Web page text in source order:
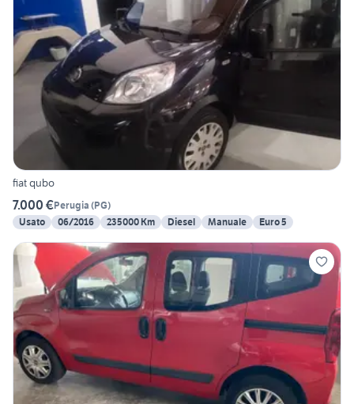
fiat qubo
7.000 €Perugia (PG)
Usato
06/2016 235000 Km Diesel Manuale Euro 5